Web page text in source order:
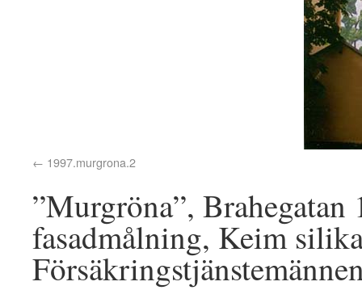
1997.murgrona.2
”Murgröna”,
fasadmålning, Keim